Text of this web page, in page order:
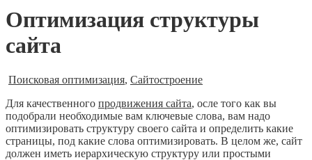
Оптимизация структуры
сайта
Поисковая оптимизация, Сайтостроение
Для качественного продвижения сайта, осле того как вы
подобрали необходимые вам ключевые слова, вам надо
оптимизировать структуру своего сайта и определить какие
страницы, под какие слова оптимизировать. В целом же, сайт
должен иметь иерархическую структуру или простыми